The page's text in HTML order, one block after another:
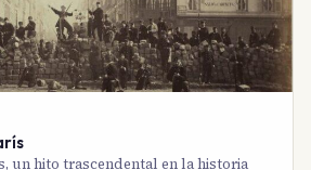
un hito trascendental en la historia